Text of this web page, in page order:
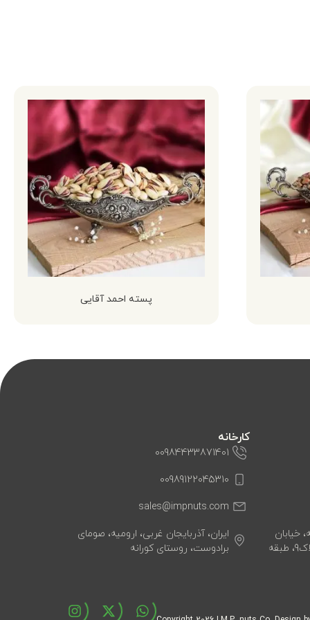
پسته احمد آقایی
خیابان
هشت شهریور، کوچه اول، پلاک9، طبقه
کارخانه
00984433871401
00989122045310
sales@impnuts.com
ایران، آذربایجان غربی، ارومیه، صومای
برادوست، روستای کورانه